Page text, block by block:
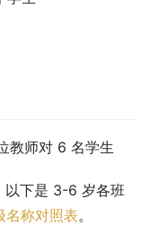
教师对 6 名学生
以下是 3-6 岁各班
名称对照表。